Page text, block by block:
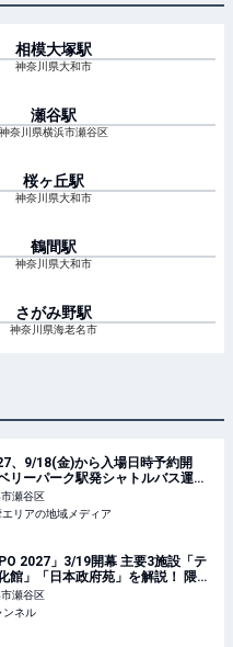
相模大塚駅
神奈川県大和市
瀬谷駅
神奈川県横浜市瀬谷区
桜ヶ丘駅
神奈川県大和市
鶴間駅
神奈川県大和市
さがみ野駅
神奈川県海老名市
、9/18(金)から入場日時予約開
リーパーク駅発シャトルバス運賃
瀬谷区
リアの地域メディア
2027」3/19開幕 主要3施設「テ
館」「日本政府苑」を解説！ 隈研
とは | 旅とおでかけ 鉄道チャンネ
瀬谷区
ンネル